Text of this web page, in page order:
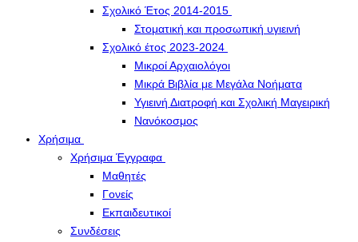
Σχολικό Έτος 2014-2015
Στοματική και προσωπική υγιεινή
Σχολικό έτος 2023-2024
Μικροί Αρχαιολόγοι
Μικρά Βιβλία με Μεγάλα Νοήματα
Υγιεινή Διατροφή και Σχολική Μαγειρική
Νανόκοσμος
Χρήσιμα
Χρήσιμα Έγγραφα
Μαθητές
Γονείς
Εκπαιδευτικοί
Συνδέσεις